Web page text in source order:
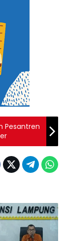
Pesantren